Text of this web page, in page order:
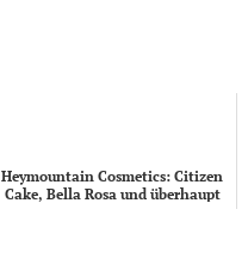
Heymountain Cosmetics: Citizen
Cake, Bella Rosa und überhaupt